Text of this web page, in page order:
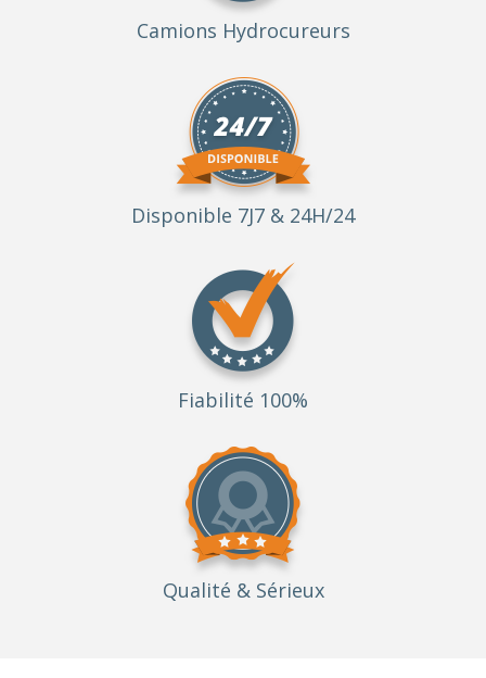
Camions Hydrocureurs
Disponible 7J7 & 24H/24
Fiabilité 100%
Qualité & Sérieux